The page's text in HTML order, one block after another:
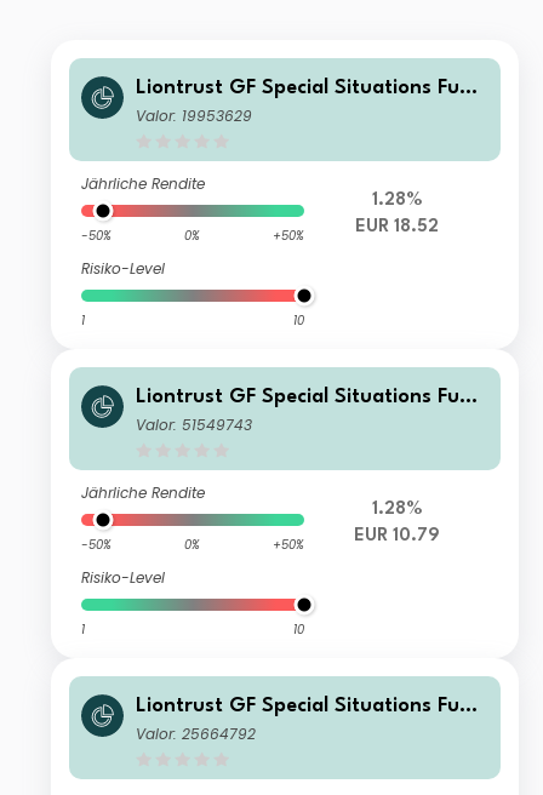
Liontrust GF Special Situations Fund
A1 Acc EUR
Valor: 19953629
Jährliche Rendite
-50% 0% +50%
Risiko-Level
1 10
1.28%
EUR 18.52
Liontrust GF Special Situations Fund
A3 Acc EUR
Valor: 51549743
Jährliche Rendite
-50% 0% +50%
Risiko-Level
1 10
1.28%
EUR 10.79
Liontrust GF Special Situations Fund
C6 Institutional Dis GBP
Valor: 25664792